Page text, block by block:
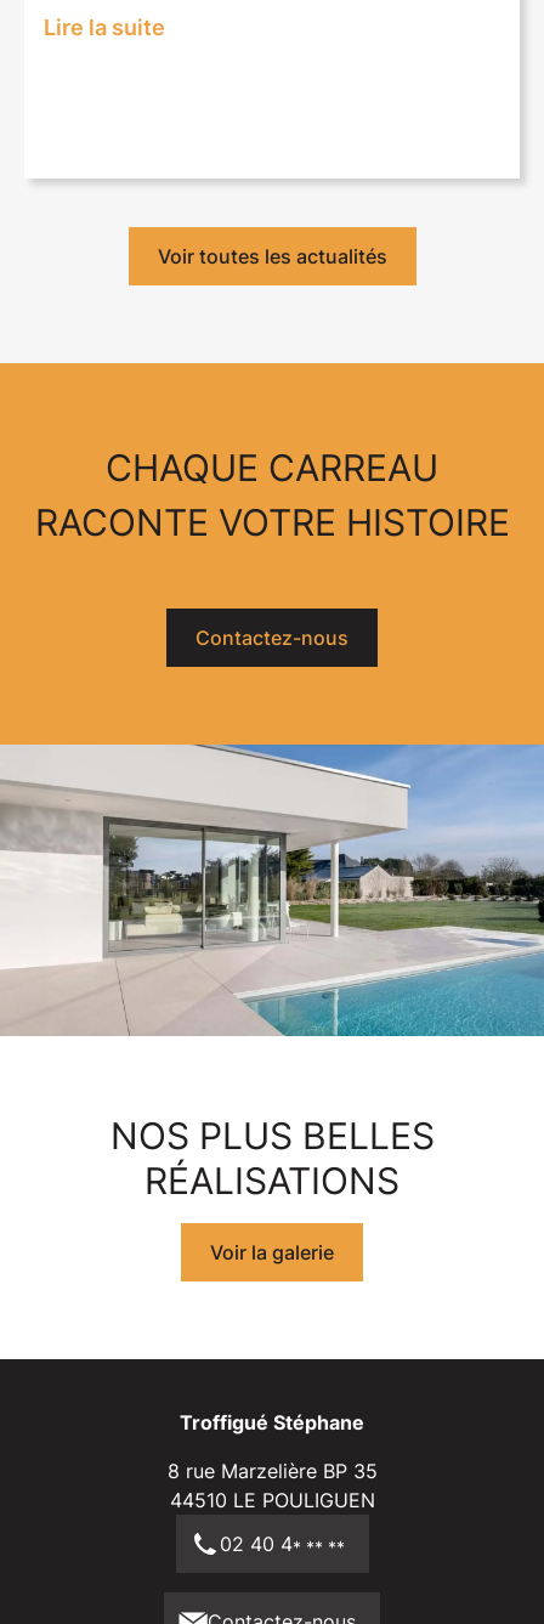
Lire la suite
Voir toutes les actualités
CHAQUE CARREAU
RACONTE VOTRE HISTOIRE
Contactez-nous
NOS PLUS BELLES
RÉALISATIONS
Voir la galerie
Troffigué Stéphane
8 rue Marzelière BP 35
44510 LE POULIGUEN
02 40 4* ** **